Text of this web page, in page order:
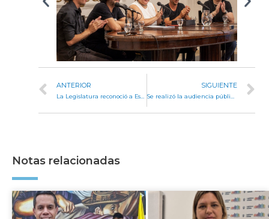
ANTERIOR
La Legislatura reconoció a Estudios Pira por su valioso aporte cultural, social y artístico
SIGUIENTE
Se realizó la audiencia pública legislativa por la postulación del fiscal General
Notas relacionadas